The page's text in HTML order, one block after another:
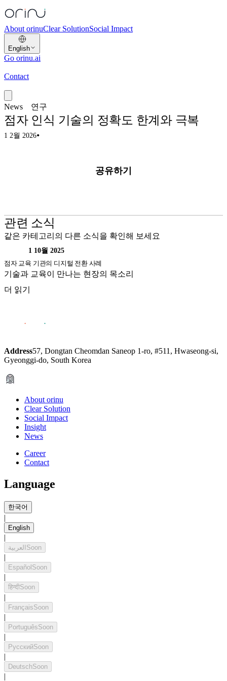
About orinuClear SolutionSocial Impact
English
Go orinu.ai
Contact
News 연구
점자 인식 기술의 정확도 한계와 극복
1 2월 2026•
공유하기
관련 소식
같은 카테고리의 다른 소식을 확인해 보세요
1 10월 2025
점자 교육 기관의 디지털 전환 사례
기술과 교육이 만나는 현장의 목소리
더 읽기
Address57, Dongtan Cheomdan Saneop 1-ro, #511, Hwaseong-si,
Gyeonggi-do, South Korea
About orinu
Clear Solution
Social Impact
Insight
News
Career
Contact
Language
한국어
|
English
|
العربية Soon
|
Español Soon
|
हिन्दीSoon
|
FrançaisSoon
|
PortuguêsSoon
|
РусскийSoon
|
DeutschSoon
|